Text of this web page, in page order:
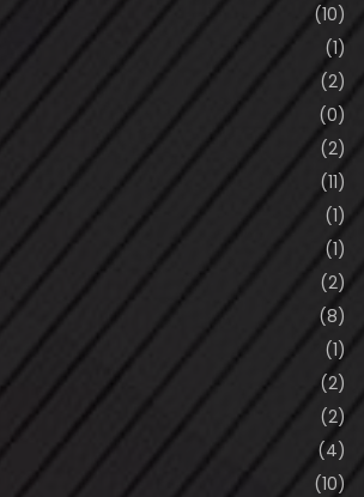
(10)
(1)
(2)
(0)
(2)
(11)
(1)
(1)
(2)
(8)
(1)
(2)
(2)
(4)
(10)